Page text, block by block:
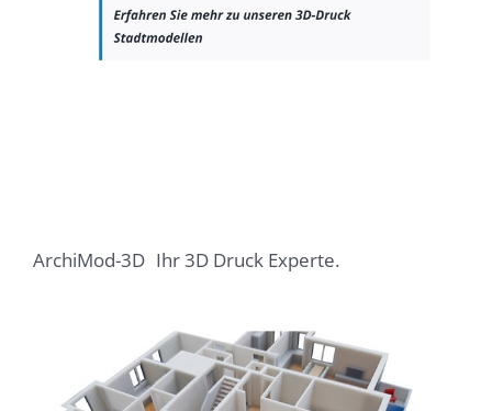
ArchiMod-3D Ihr 3D Druck Experte.